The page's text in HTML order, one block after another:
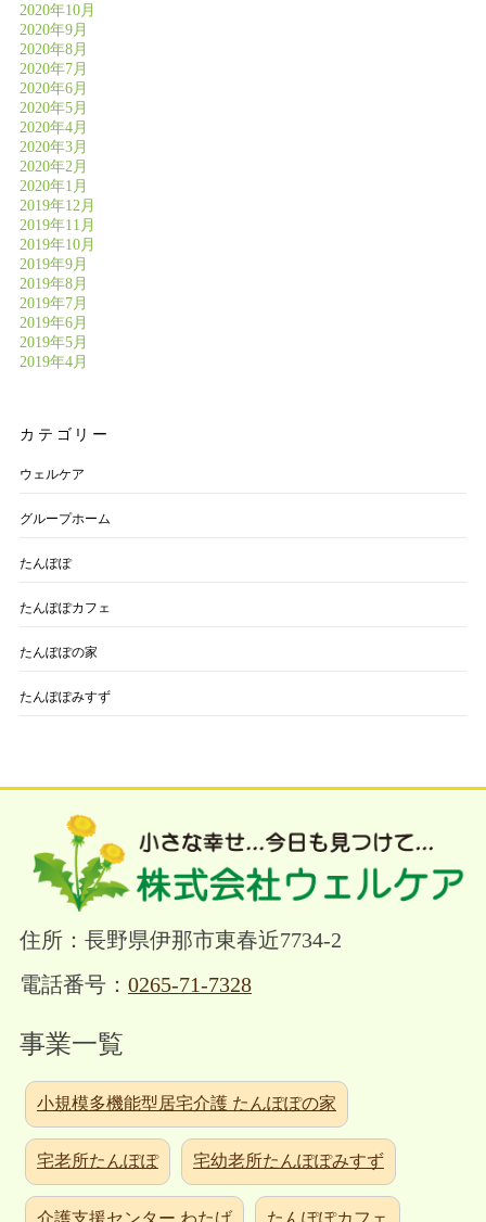
2020年10月
2020年9月
2020年8月
2020年7月
2020年6月
2020年5月
2020年4月
2020年3月
2020年2月
2020年1月
2019年12月
2019年11月
2019年10月
2019年9月
2019年8月
2019年7月
2019年6月
2019年5月
2019年4月
カテゴリー
ウェルケア
グループホーム
たんぽぽ
たんぽぽカフェ
たんぽぽの家
たんぽぽみすず
住所：長野県伊那市東春近7734-2
電話番号： 0265-71-7328
事業一覧
小規模多機能型居宅介護 たんぽぽの家
宅老所たんぽぽ 宅幼老所たんぽぽみすず
介護支援センター わたげ たんぽぽカフェ